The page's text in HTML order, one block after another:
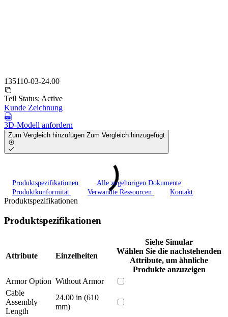
135110-03-24.00
Teil Status: Active
Kunde Zeichnung
3D-Modell anfordern
Zum Vergleich hinzufügen Zum Vergleich hinzugefügt
Produktspezifikationen
Alle zugehörigen Dokumente
Produktkonformität
Verwandte Ressourcen Kontakt
Produktspezifikationen
Produktspezifikationen
Attribute Einzelheiten
Siehe Simular
Wählen Sie die nachstehenden
Attribute, um ähnliche
Produkte anzuzeigen
Armor Option Without Armor
Cable
Assembly
Length
24.00 in (610
mm)